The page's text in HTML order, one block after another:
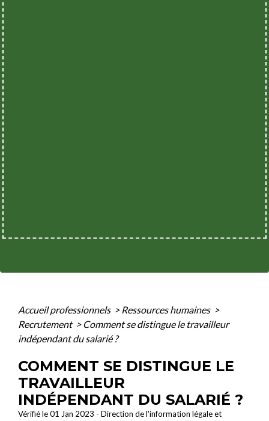
Accueil professionnels > Ressources humaines >
Recrutement > Comment se distingue le travailleur
indépendant du salarié ?
COMMENT SE DISTINGUE LE
TRAVAILLEUR
INDÉPENDANT DU SALARIÉ ?
Vérifié le 01 Jan 2023 - Direction de l'information légale et